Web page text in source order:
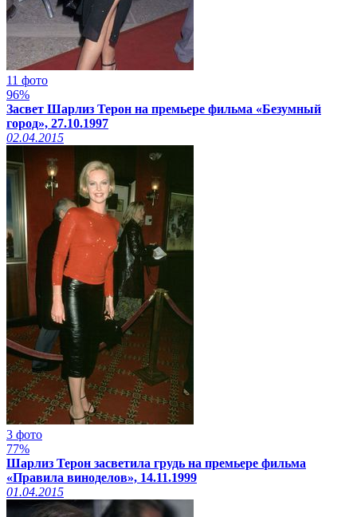
11 фото
96%
Засвет Шарлиз Терон на премьере фильма «Безумный
город», 27.10.1997
02.04.2015
3 фото
77%
Шарлиз Терон засветила грудь на премьере фильма
«Правила виноделов», 14.11.1999
01.04.2015